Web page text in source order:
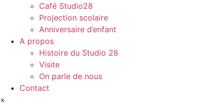
Café Studio28
Projection scolaire
Anniversaire d’enfant
A propos
Histoire du Studio 28
Visite
On parle de nous
Contact
×